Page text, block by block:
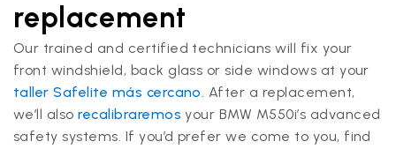
Reemplazo del vidrio trasero
Reemplazo de ventanilla lateral
Reparación de vidrio a domicilio
Reparación y reemplazo comercial
Safelite Foundation
Mi cita
Cotizar + Programar
replacement
Our trained and certified technicians will fix your
front windshield, back glass or side windows at your
taller Safelite más cercano. After a replacement,
we’ll alsorecalibraremos your BMW M550i’s advanced
safety systems. If you’d prefer we come to you, find